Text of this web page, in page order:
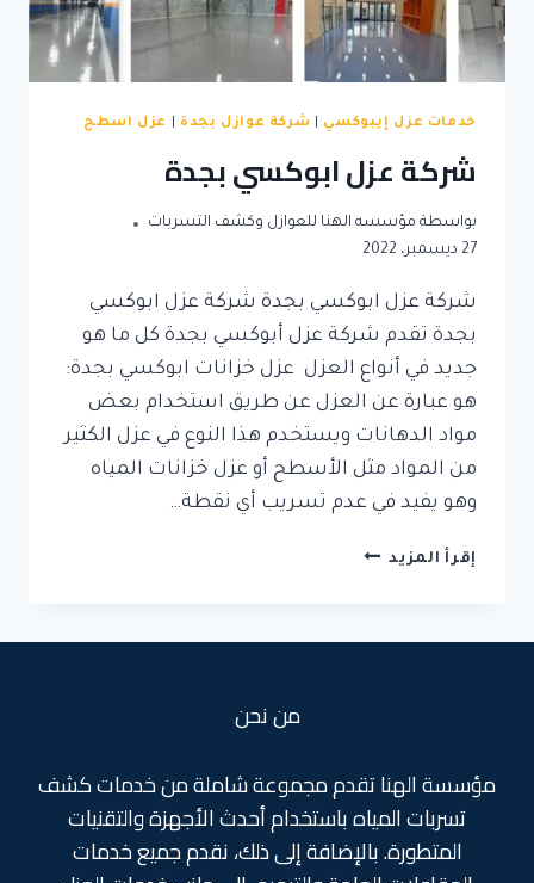
خدمات عزل إيبوكسي شركة عوازل بجدة عزل اسطح
شركة عزل ابوكسي بجدة
بواسطة مؤسسه الهنا للعوازل وكشف التسربات
27 ديسمبر، 2022
شركة عزل ابوكسي بجدة شركة عزل ابوكسي
بجدة تقدم شركة عزل أبوكسي بجدة كل ما هو
جديد في أنواع العزل عزل خزانات ابوكسي بجدة:
هو عبارة عن العزل عن طريق استخدام بعض
مواد الدهانات ويستخدم هذا النوع في عزل الكثير
من المواد مثل الأسطح أو عزل خزانات المياه
وهو يفيد في عدم تسريب أي نقطة…
إقرأ المزيد شركة
من نحن
مؤسسة الهنا تقدم مجموعة شاملة من خدمات كشف
تسربات المياه باستخدام أحدث الأجهزة والتقنيات
المتطورة. بالإضافة إلى ذلك، نقدم جميع خدمات